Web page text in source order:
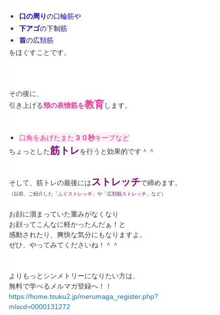
口の周りの口輪筋や
下アゴの下制筋
首の広頚筋
をほぐすことです。
その後に、
引き上げる頬の表情筋を教育します。
口角をあげたまた ３０秒キープなど
ちょっとした筋トレを行うと効果的です＾＾
そして、筋トレの最後にはストレッチで締めます。
（以前、ご紹介した 「ふぐストレッチ」 や「広頚筋ストレッチ」 など）
お顔に溜まっていた重みがなくなり
お顔ってこんなに軽かったんだぁ！と
感動されたり、爽快な気分にもなりますよ。
ぜひ、やってみてくださいね！＾＾
よりもっとシンメトリーになりたい方は、
無料で学べるメルマガ登録へ！！
https://home.tsuku2.jp/merumaga_register.php?
mlscd=0000131272